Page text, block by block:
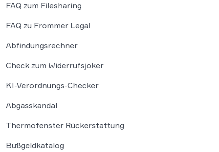
FAQ zum Filesharing
FAQ zu Frommer Legal
Abfindungsrechner
Check zum Widerrufsjoker
KI-Verordnungs-Checker
Abgasskandal
Thermofenster Rückerstattung
Bußgeldkatalog